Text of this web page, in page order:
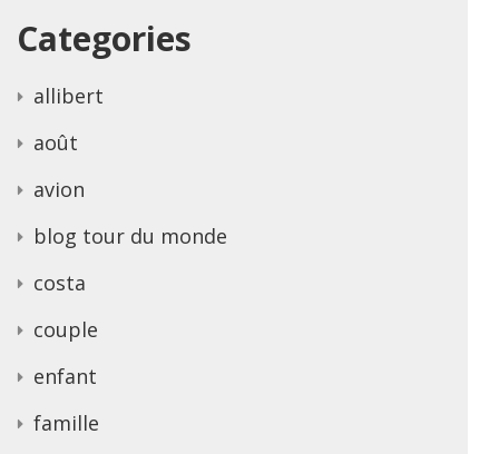
Categories
allibert
août
avion
blog tour du monde
costa
couple
enfant
famille